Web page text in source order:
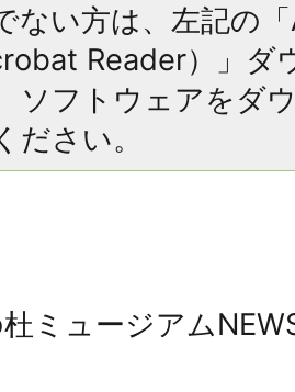
ない方は、左記の
Reader）」ダ
ソフトウェアをダ
ださい。
ミュージアム